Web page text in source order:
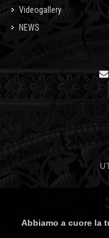
Videogallery
NEWS
Abbiamo a cuore la